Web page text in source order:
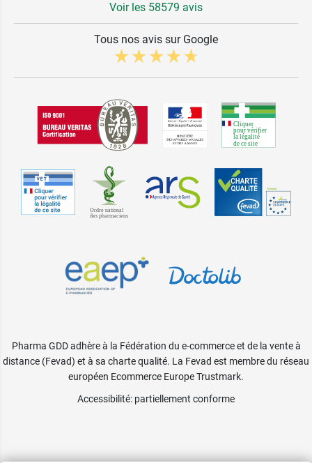
Voir les 58579 avis
Tous nos avis sur Google
Pharma GDD adhère à la Fédération du e-commerce et de la vente à
distance (Fevad) et à sa charte qualité. La Fevad est membre du réseau
européen Ecommerce Europe Trustmark.
Accessibilité: partiellement conforme